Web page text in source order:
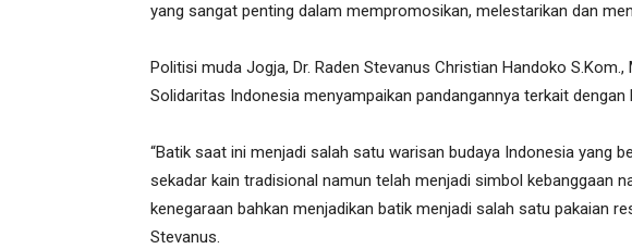
yang sangat penting dalam mempromosikan, melestarikan dan
Politisi muda Jogja, Dr. Raden Stevanus Christian Handoko S.Kom.,
Solidaritas Indonesia menyampaikan pandangannya terkait dengan
“Batik saat ini menjadi salah satu warisan budaya Indonesia yang
sekadar kain tradisional namun telah menjadi simbol kebanggaan
kenegaraan bahkan menjadikan batik menjadi salah satu pakaian
Stevanus.